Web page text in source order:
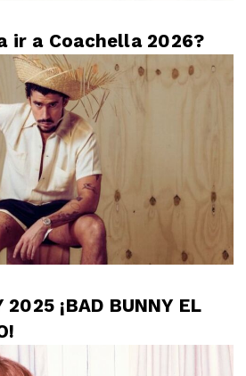
ir a Coachella 2026?
2025 ¡BAD BUNNY EL